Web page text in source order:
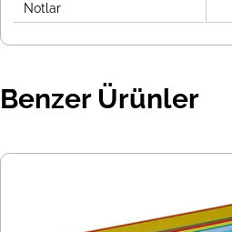
Notlar
Benzer Ürünler